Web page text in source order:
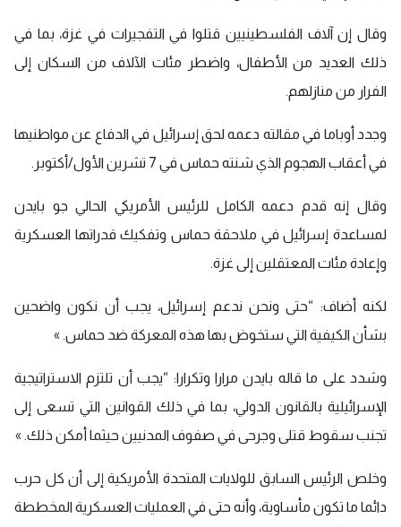
وقال إن آلاف الفلسطينيين قتلوا في التفجيرات في غزة، بما في
ذلك العديد من الأطفال، واضطر مئات الآلاف من السكان إلى
الفرار من منازلهم.
وجدد أوباما في مقالته دعمه لحق إسرائيل في الدفاع عن مواطنيها
في أعقاب الهجوم الذي شنته حماس في 7 تشرين الأول/أكتوبر.
وقال إنه قدم دعمه الكامل للرئيس الأمريكي الحالي جو بايدن
لمساعدة إسرائيل في ملاحقة حماس وتفكيك قدراتها العسكرية
وإعادة مئات المعتقلين إلى غزة.
لكنه أضاف: “حتى ونحن ندعم إسرائيل، يجب أن نكون واضحين
بشأن الكيفية التي ستخوض بها هذه المعركة ضد حماس. »
وشدد على ما قاله بايدن مرارا وتكرارا: “يجب أن تلتزم الاستراتيجية
الإسرائيلية بالقانون الدولي، بما في ذلك القوانين التي تسعى إلى
تجنب سقوط قتلى وجرحى في صفوف المدنيين حيثما أمكن ذلك. »
وخلص الرئيس السابق للولايات المتحدة الأمريكية إلى أن كل حرب
دائما ما تكون مأساوية، وأنه حتى في العمليات العسكرية المخططة